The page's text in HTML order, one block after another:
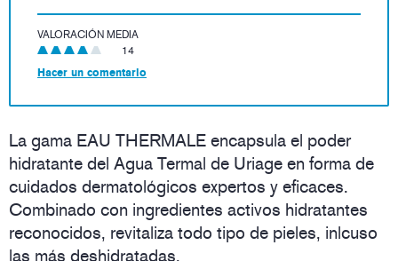
VALORACIÓN MEDIA
14
Hacer un comentario
La gama EAU THERMALE encapsula el poder
hidratante del Agua Termal de Uriage en forma de
cuidados dermatológicos expertos y eficaces.
Combinado con ingredientes activos hidratantes
reconocidos, revitaliza todo tipo de pieles, inlcuso
las más deshidratadas.